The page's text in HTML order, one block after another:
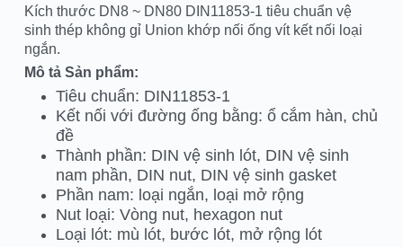
Kích thước DN8 ~ DN80 DIN11853-1 tiêu chuẩn vệ
sinh thép không gỉ Union khớp nối ống vít kết nối loại
ngắn.
Mô tả Sản phẩm:
Tiêu chuẩn: DIN11853-1
Kết nối với đường ống bằng: ổ cắm hàn, chủ
đề
Thành phần: DIN vệ sinh lót, DIN vệ sinh
nam phần, DIN nut, DIN vệ sinh gasket
Phần nam: loại ngắn, loại mở rộng
Nut loại: Vòng nut, hexagon nut
Loại lót: mù lót, bước lót, mở rộng lót